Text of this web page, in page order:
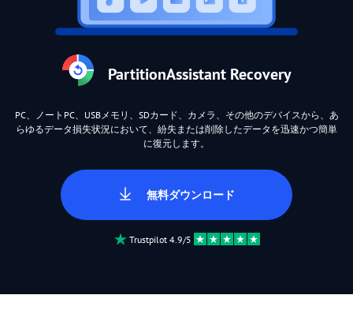
PartitionAssistant Recovery
PC、ノートPC、USBメモリ、SDカード、カメラ、その他のデバイスから、あ
らゆるデータ損失状況において、紛失または削除したデータを迅速かつ簡単
に復元します。
無料ダウンロード
Trustpilot 4.9/5